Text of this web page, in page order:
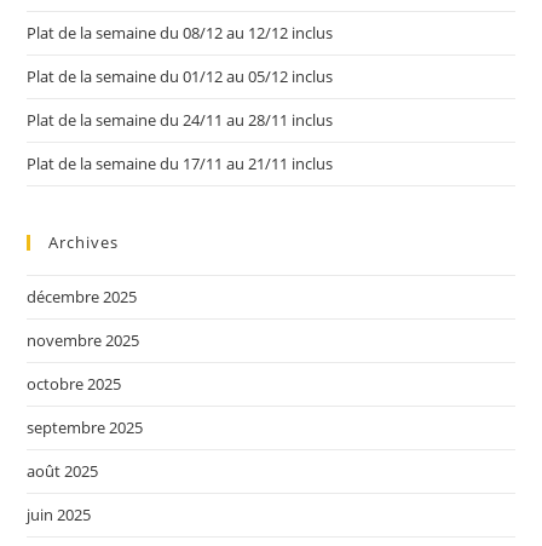
Plat de la semaine du 08/12 au 12/12 inclus
Plat de la semaine du 01/12 au 05/12 inclus
Plat de la semaine du 24/11 au 28/11 inclus
Plat de la semaine du 17/11 au 21/11 inclus
Archives
décembre 2025
novembre 2025
octobre 2025
septembre 2025
août 2025
juin 2025